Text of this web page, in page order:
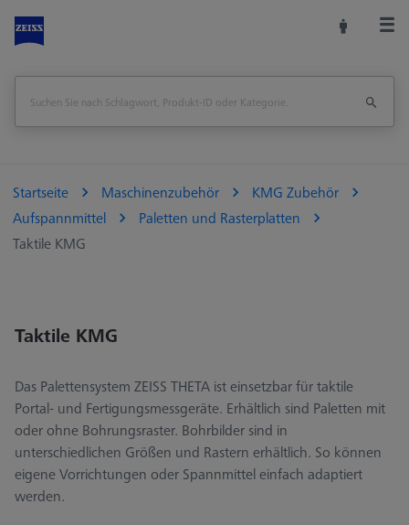
Startseite Maschinenzubehör
KMG Zubehör
Aufspannmittel
Paletten und Rasterplatten
Taktile KMG
Taktile KMG
Das Palettensystem ZEISS THETA ist einsetzbar für taktile
Portal- und Fertigungsmessgeräte. Erhältlich sind Paletten mit
oder ohne Bohrungsraster. Bohrbilder sind in
unterschiedlichen Größen und Rastern erhältlich. So können
eigene Vorrichtungen oder Spannmittel einfach adaptiert
werden.